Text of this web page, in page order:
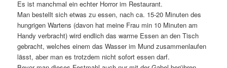
Es ist manchmal ein echter Horror im Restaurant.
Man bestellt sich etwas zu essen, nach ca. 15-20 Minuten des
hungrigen Wartens (davon hat meine Frau min 10 Minuten am
Handy verbracht) wird endlich das warme Essen an den Tisch
gebracht, welches einem das Wasser im Mund zusammenlaufen
lässt, aber man es trotzdem nicht sofort essen darf.